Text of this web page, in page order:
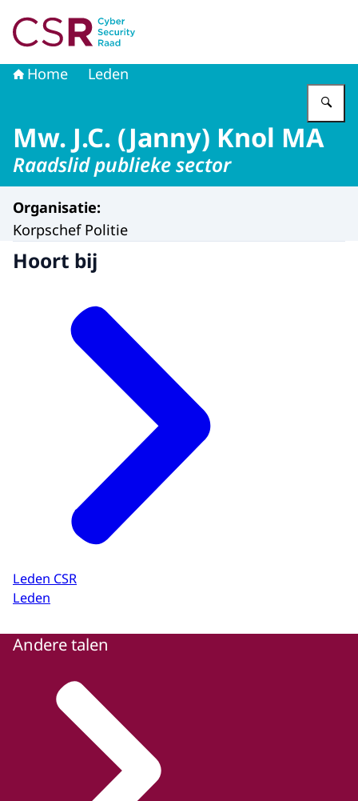
Home Leden
Mw. J.C. (Janny) Knol MA
Raadslid publieke sector
Organisatie:
Korpschef Politie
Hoort bij
Leden CSR
Leden
Andere talen